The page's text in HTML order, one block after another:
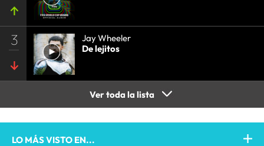
3
Jay Wheeler
De lejitos
Ver toda la lista
LO MÁS VISTO EN...